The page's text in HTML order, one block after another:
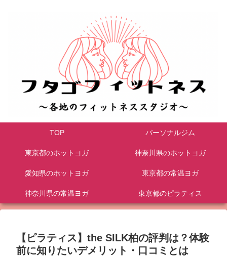
TOP パーソナルジム
東京都のホットヨガ 神奈川県のホットヨガ
愛知県のホットヨガ 東京都の常温ヨガ
神奈川県の常温ヨガ 東京都のピラティス
【ピラティス】the SILK柏の評判は？体験
前に知りたいデメリット・口コミとは